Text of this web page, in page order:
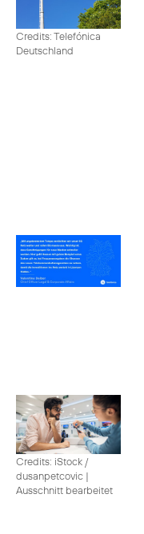
Credits: Telefónica
Deutschland
Credits: iStock /
dusanpetcovic |
Ausschnitt bearbeitet